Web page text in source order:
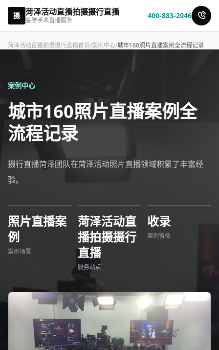
摄 菏泽活动直播拍摄摄行直播
医学手术直播服务
400-883-2046
菏泽活动直播拍摄摄行直播首页/案例中心/城市160照片直播案例全流程记录
案例中心
城市160照片直播案例全
流程记录
摄行直播菏泽团队在菏泽活动照片直播领域积累了丰富经
验。
照片直播案
例
案例场景
菏泽活动直
播拍摄摄行
直播
服务站点
收录
案例留档